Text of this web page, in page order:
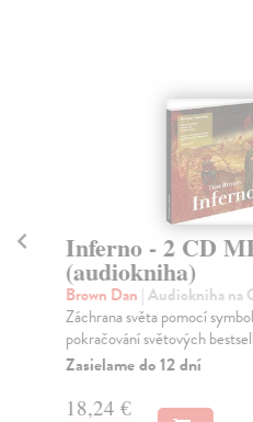
Inferno - 2 CD
(audiokniha)
Brown Dan | Audiokniha na
Záchrana světa pomocí
pokračování světových
Zasielame do 12 dní
18,24 €